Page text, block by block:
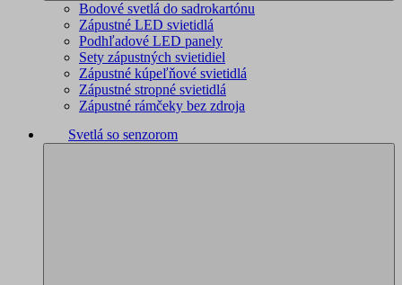
Bodové svetlá do sadrokartónu
Zápustné LED svietidlá
Podhľadové LED panely
Sety zápustných svietidiel
Zápustné kúpeľňové svietidlá
Zápustné stropné svietidlá
Zápustné rámčeky bez zdroja
Svetlá so senzorom